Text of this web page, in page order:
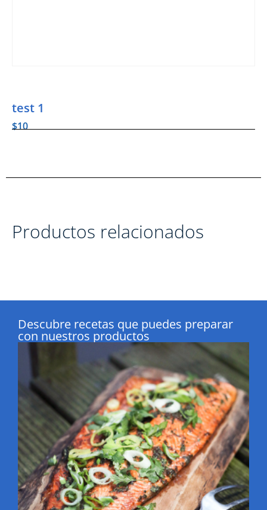
test 1
$10
Productos relacionados
Descubre recetas que puedes preparar
con nuestros productos